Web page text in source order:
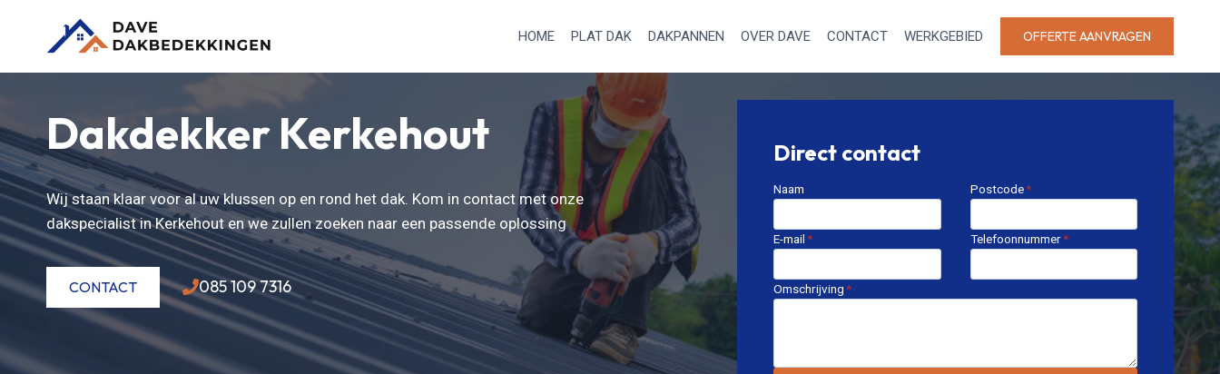
HOME PLAT DAK DAKPANNEN OVER DAVE CONTACT WERKGEBIED OFFERTE AANVRAGEN
Dakdekker Kerkehout
Wij staan klaar voor al uw klussen op en rond het dak. Kom in contact met onze
dakspecialist in Kerkehout en we zullen zoeken naar een passende oplossing
CONTACT 085 109 7316
Direct contact
Naam
E-mail*
Postcode*
Telefoonnummer*
Omschrijving*